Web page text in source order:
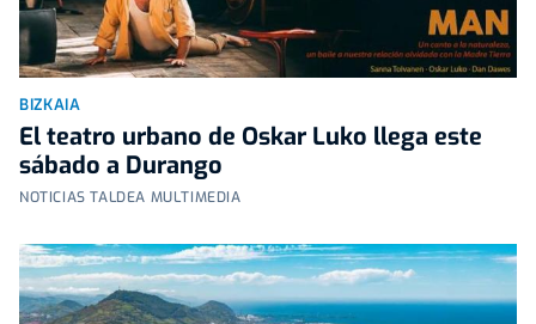
BIZKAIA
El teatro urbano de Oskar Luko llega este
sábado a Durango
NOTICIAS TALDEA MULTIMEDIA